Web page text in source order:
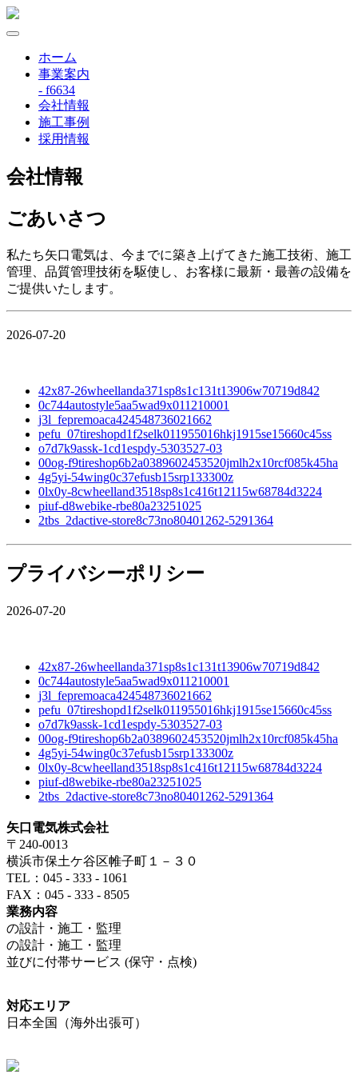
ホーム
事業案内
- f6634
会社情報
施工事例
採用情報
会社情報
ごあいさつ
私たち矢口電気は、今までに築き上げてきた施工技術、施工
管理、品質管理技術を駆使し、お客様に最新・最善の設備を
ご提供いたします。
2026-07-20
42x87-26wheellanda371sp8s1c131t13906w70719d842
0c744autostyle5aa5wad9x011210001
j3l_fepremoaca424548736021662
pefu_07tireshopd1f2selk011955016hkj1915se15660c45ss
o7d7k9assk-1cd1espdy-5303527-03
00og-f9tireshop6b2a0389602453520jmlh2x10rcf085k45ha
4g5yi-54wing0c37efusb15srp133300z
0lx0y-8cwheelland3518sp8s1c416t12115w68784d3224
piuf-d8webike-rbe80a23251025
2tbs_2dactive-store8c73no80401262-5291364
プライバシーポリシー
2026-07-20
42x87-26wheellanda371sp8s1c131t13906w70719d842
0c744autostyle5aa5wad9x011210001
j3l_fepremoaca424548736021662
pefu_07tireshopd1f2selk011955016hkj1915se15660c45ss
o7d7k9assk-1cd1espdy-5303527-03
00og-f9tireshop6b2a0389602453520jmlh2x10rcf085k45ha
4g5yi-54wing0c37efusb15srp133300z
0lx0y-8cwheelland3518sp8s1c416t12115w68784d3224
piuf-d8webike-rbe80a23251025
2tbs_2dactive-store8c73no80401262-5291364
矢口電気株式会社
〒240-0013
横浜市保土ケ谷区帷子町１－３０
TEL：045 - 333 - 1061
FAX：045 - 333 - 8505
業務内容
の設計・施工・監理
の設計・施工・監理
並びに付帯サービス (保守・点検)
対応エリア
日本全国（海外出張可）